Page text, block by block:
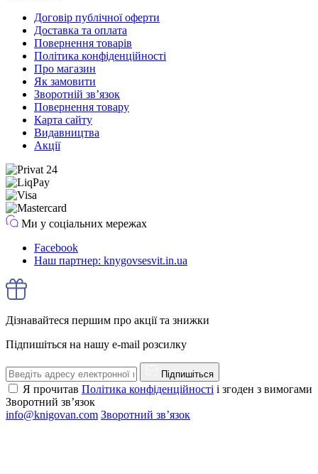
Договір публічної оферти
Доставка та оплата
Повернення товарів
Політика конфіденційності
Про магазин
Як замовити
Зворотній зв’язок
Повернення товару
Карта сайту
Видавництва
Акції
Ми у соціальних мережах
Facebook
Наш партнер: knygovsesvit.in.ua
Дізнавайтеся першим про акції та знижки
Підпишіться на нашу e-mail розсилку
Підпишіться
Я прочитав Політика конфіденційності і згоден з вимогами
Зворотний зв’язок
info@knigovan.com Зворотний зв’язок